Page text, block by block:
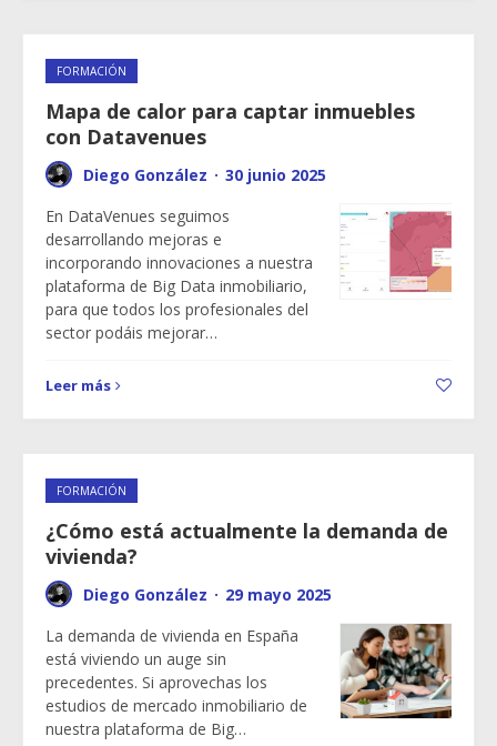
FORMACIÓN
Mapa de calor para captar inmuebles
con Datavenues
Diego González · 30 junio 2025
En DataVenues seguimos
desarrollando mejoras e
incorporando innovaciones a nuestra
plataforma de Big Data inmobiliario,
para que todos los profesionales del
sector podáis mejorar…
Leer más
FORMACIÓN
¿Cómo está actualmente la demanda de
vivienda?
Diego González · 29 mayo 2025
La demanda de vivienda en España
está viviendo un auge sin
precedentes. Si aprovechas los
estudios de mercado inmobiliario de
nuestra plataforma de Big…